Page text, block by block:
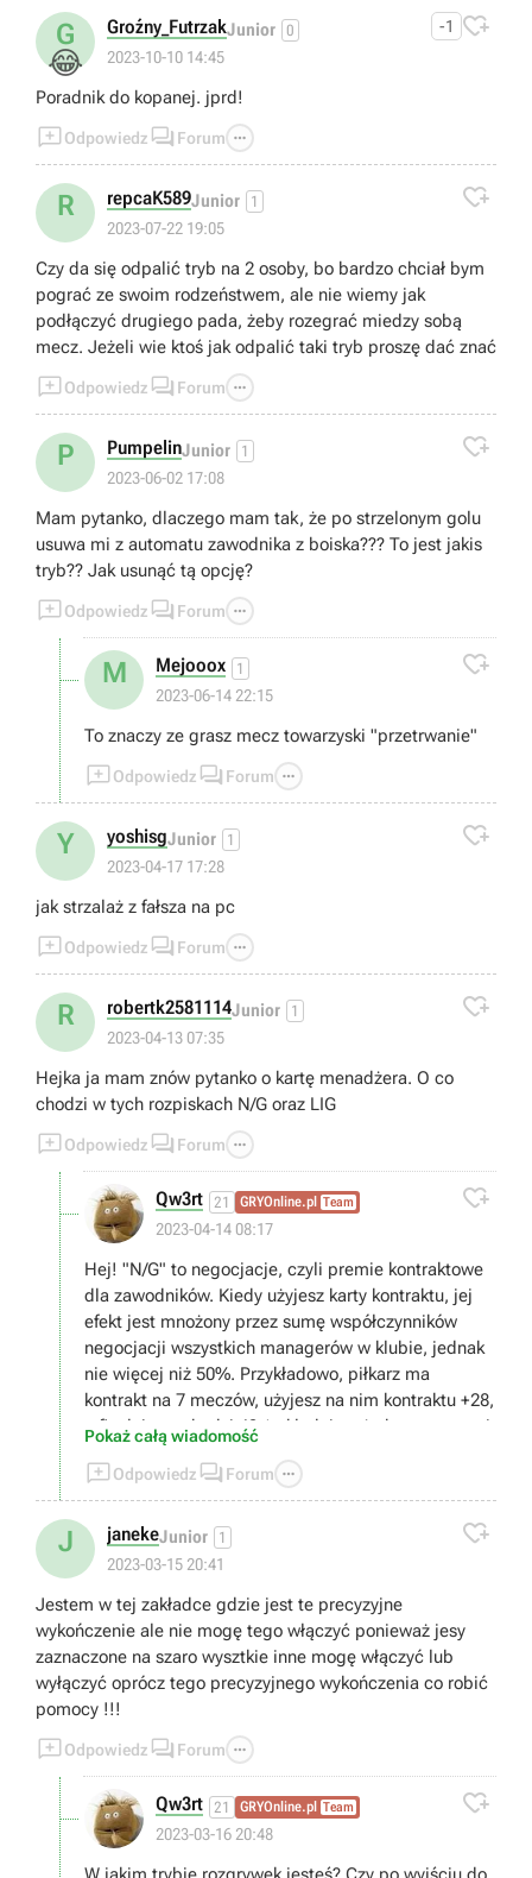
G
😂
Groźny_FutrzakJunior 0
2023-10-10 14:45
-1 
Poradnik do kopanej. jprd!
Odpowiedz  Forum 
R repcaK589Junior 1
2023-07-22 19:05

Czy da się odpalić tryb na 2 osoby, bo bardzo chciał bym
pograć ze swoim rodzeństwem, ale nie wiemy jak
podłączyć drugiego pada, żeby rozegrać miedzy sobą
mecz. Jeżeli wie ktoś jak odpalić taki tryb proszę dać znać
Odpowiedz  Forum 
P PumpelinJunior 1
2023-06-02 17:08

Mam pytanko, dlaczego mam tak, że po strzelonym golu
usuwa mi z automatu zawodnika z boiska??? To jest jakis
tryb?? Jak usunąć tą opcję?
Odpowiedz  Forum 
M Mejooox 1
2023-06-14 22:15

To znaczy ze grasz mecz towarzyski "przetrwanie"
Odpowiedz  Forum 
Y yoshisgJunior 1
2023-04-17 17:28

jak strzalaż z fałsza na pc
Odpowiedz  Forum 
R robertk2581114Junior 1
2023-04-13 07:35

Hejka ja mam znów pytanko o kartę menadżera. O co
chodzi w tych rozpiskach N/G oraz LIG
Odpowiedz  Forum 
Qw3rt 21 GRYOnline.pl Team
2023-04-14 08:17

Hej! "N/G" to negocjacje, czyli premie kontraktowe
dla zawodników. Kiedy użyjesz karty kontraktu, jej
efekt jest mnożony przez sumę współczynników
negocjacji wszystkich managerów w klubie, jednak
nie więcej niż 50%. Przykładowo, piłkarz ma
kontrakt na 7 meczów, użyjesz na nim kontraktu +28,
a finalnie wychodzi 49 (zakładając, że bonus wynosi
"LIG" oznacza ligę managera - ta ma wpływ na
premię do zgrania zawodników z tej samej ligi, w
której występuje manager. Ligę można zmienić,
korzystając z karty jednorazowej.
Pokaż całą wiadomość
Odpowiedz  Forum 
J janekeJunior 1
2023-03-15 20:41

Jestem w tej zakładce gdzie jest te precyzyjne
wykończenie ale nie mogę tego włączyć ponieważ jesy
zaznaczone na szaro wysztkie inne mogę włączyć lub
wyłączyć oprócz tego precyzyjnego wykończenia co robić
pomocy !!!
Odpowiedz  Forum 
Qw3rt 21 GRYOnline.pl Team
2023-03-16 20:48
